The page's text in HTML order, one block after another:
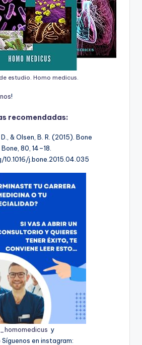
estudio. Homo medicus.
nos!
recomendadas:
& Olsen, B. R. (2015). Bone
Bone 80 , 14–18.
j.bone.2015.04.035
y
Síguenos en instagram: